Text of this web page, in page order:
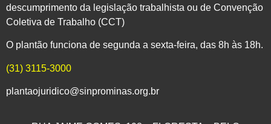
descumprimento da legislação trabalhista ou de Convenção
Coletiva de Trabalho (CCT)
O plantão funciona de segunda a sexta-feira, das 8h às 18h.
(31) 3115-3000
plantaojuridico@sinprominas.org.br